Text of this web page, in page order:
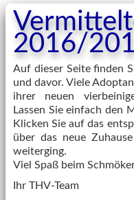
2016/
Auf dieser Seite finden
und davor. Viele
ihrer neuen
Lassen Sie einfach den
Klicken Sie auf das
über das neue
weiterging.
Viel Spaß beim
Ihr THV-Team